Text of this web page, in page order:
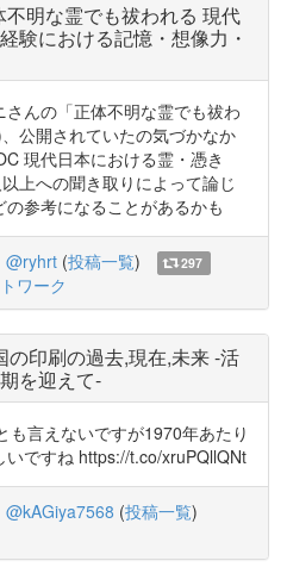
不明な霊でも祓われる 現代
験における記憶・想像力・
んの「正体不明な霊でも祓わ
公開されていたの気づかなか
現代日本における霊・憑き
上への聞き取りによって論じ
参考になることがあるかも
@ryhrt (投稿一覧)
297
ワーク
の印刷の過去,現在,未来 -活
を迎えて-
言えないですが1970年あたり
ですね https://t.co/xruPQllQNt
@kAGiya7568 (投稿一覧)